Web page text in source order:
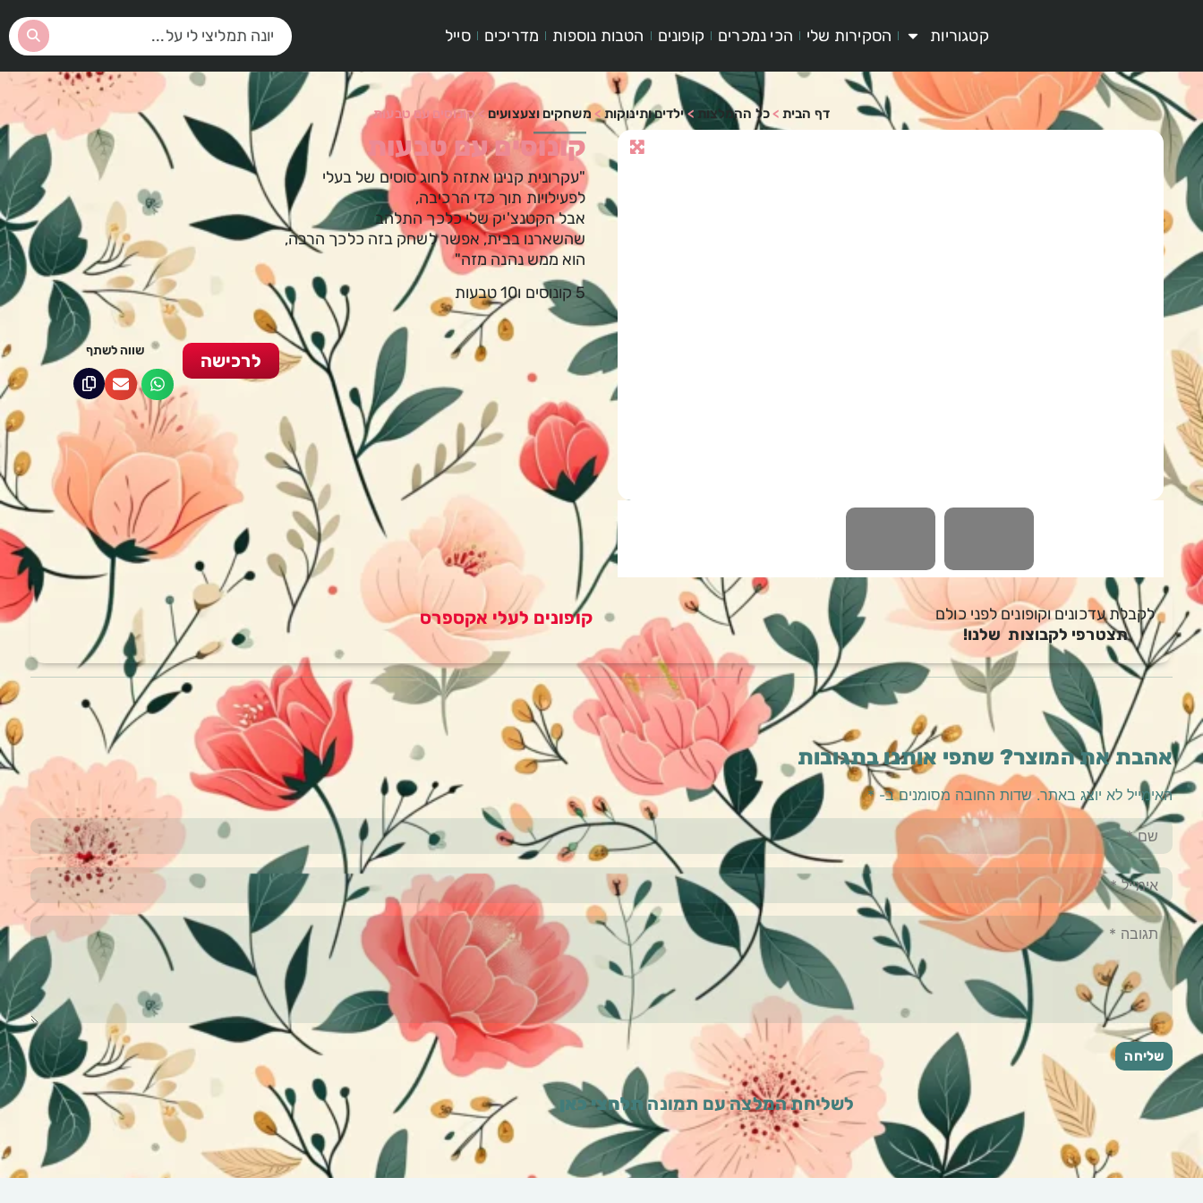
קטגוריות הסקירות שלי הכי נמכרים קופונים הטבות נוספות מדריכים סייל
דף הבית>כל ההמלצות >ילדים ותינוקות> משחקים וצעצועים>קונוסים עם טבעות
קונוסים עם טבעות
"עקרונית קנינו אתזה לחוג סוסים של בעלי
לפעילויות תוך כדי הרכיבה,
אבל הקטנצ'יק שלי כלכך התלהב
שהשארנו בבית, אפשר לשחק בזה כלכך הרבה,
הוא ממש נהנה מזה"
5 קונוסים ו10 טבעות
שווה לשתף לרכישה
לקבלת עדכונים וקופונים לפני כולם
תצטרפי לקבוצות שלנו!
קופונים לעלי אקספרס
אהבת את המוצר? שתפי אותנו בתגובות
האימייל לא יוצג באתר. שדות החובה מסומנים ב-*
לשליחת המלצה עם תמונהתלחצי כאן